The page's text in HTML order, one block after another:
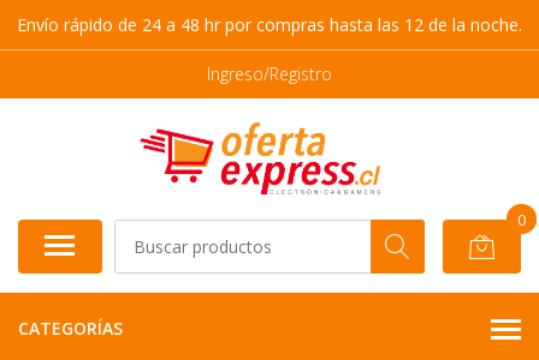
Envío rápido de 24 a 48 hr por compras hasta las 12 de la noche.
Ingreso/Registro
0
CATEGORÍAS